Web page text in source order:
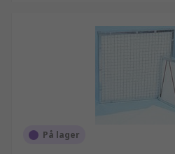
På lager